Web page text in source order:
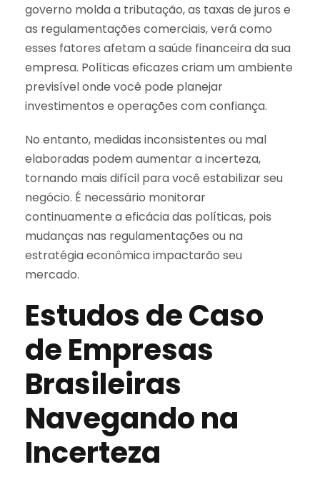
governo molda a tributação, as taxas de juros e
as regulamentações comerciais, verá como
esses fatores afetam a saúde financeira da sua
empresa. Políticas eficazes criam um ambiente
previsível onde você pode planejar
investimentos e operações com confiança.
No entanto, medidas inconsistentes ou mal
elaboradas podem aumentar a incerteza,
tornando mais difícil para você estabilizar seu
negócio. É necessário monitorar
continuamente a eficácia das políticas, pois
mudanças nas regulamentações ou na
estratégia econômica impactarão seu
mercado.
Estudos de Caso
de Empresas
Brasileiras
Navegando na
Incerteza